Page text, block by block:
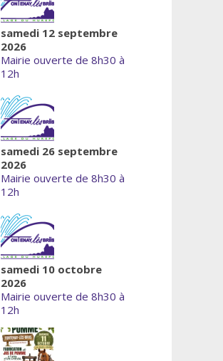
samedi 12 septembre
2026
Mairie ouverte de 8h30 à
12h
samedi 26 septembre
2026
Mairie ouverte de 8h30 à
12h
samedi 10 octobre
2026
Mairie ouverte de 8h30 à
12h